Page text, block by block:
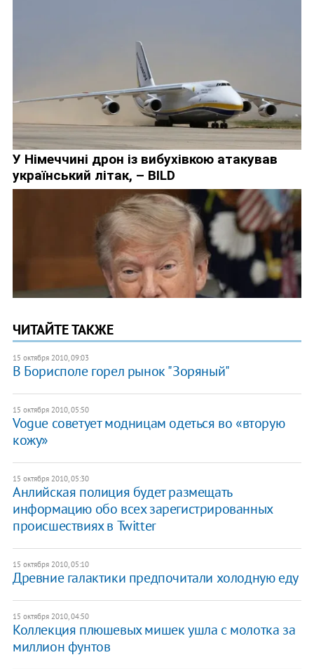
ЧИТАЙТЕ ТАКЖЕ
15 октября 2010, 09:03
В Борисполе горел рынок "Зоряный"
15 октября 2010, 05:50
Vogue советует модницам одеться во «вторую
кожу»
15 октября 2010, 05:30
Анлийская полиция будет размещать
информацию обо всех зарегистрированных
происшествиях в Twitter
15 октября 2010, 05:10
Древние галактики предпочитали холодную еду
15 октября 2010, 04:50
Коллекция плюшевых мишек ушла с молотка за
миллион фунтов